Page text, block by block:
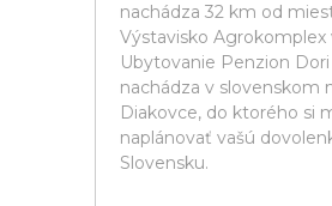
nachádza 32 km od
Výstavisko Agrokomplex
Ubytovanie Penzion Dori
nachádza v slovenskom
Diakovce, do ktorého si
naplánovať vašú
Slovensku.